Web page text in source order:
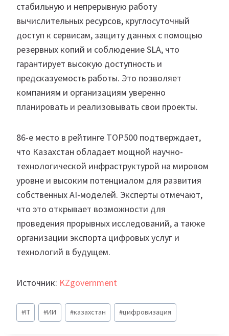
стабильную и непрерывную работу
вычислительных ресурсов, круглосуточный
доступ к сервисам, защиту данных с помощью
резервных копий и соблюдение SLA, что
гарантирует высокую доступность и
предсказуемость работы. Это позволяет
компаниям и организациям уверенно
планировать и реализовывать свои проекты.
86-е место в рейтинге TOP500 подтверждает,
что Казахстан обладает мощной научно-
технологической инфраструктурой на мировом
уровне и высоким потенциалом для развития
собственных AI-моделей. Эксперты отмечают,
что это открывает возможности для
проведения прорывных исследований, а также
организации экспорта цифровых услуг и
технологий в будущем.
Источник: KZgovernment
Метки
записи:
#IT #ИИ #казахстан #цифровизация